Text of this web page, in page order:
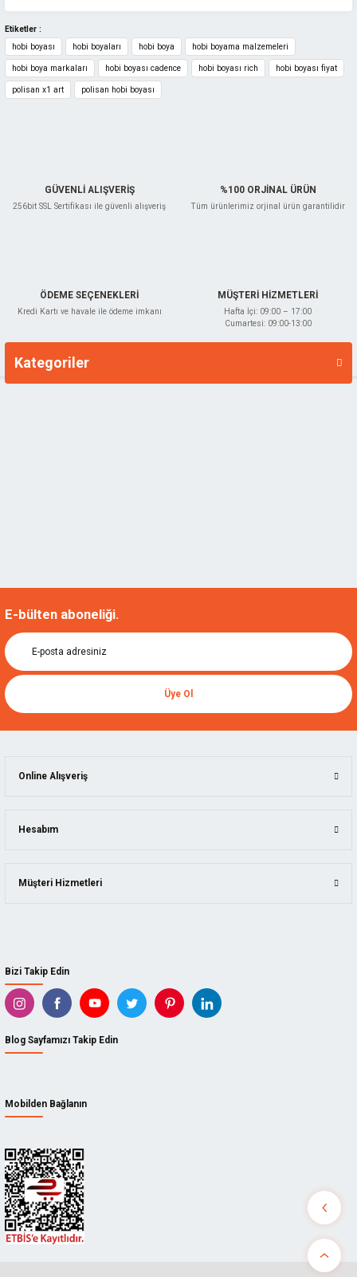
Ürün fiyatı diğer sitelerden daha pahalı.
Bu ürüne benzer farklı alternatifler olmalı.
Etiketler :
hobi boyası
hobi boyaları hobi boya hobi boyama malzemeleri
hobi boya markaları hobi boyası cadence hobi boyası rich hobi boyası fiyat
polisan x1 art polisan hobi boyası
GÜVENLİ ALIŞVERİŞ
256bit SSL Sertifikası ile güvenli alışveriş
%100 ORJİNAL ÜRÜN
Tüm ürünlerimiz orjinal ürün garantilidir
ÖDEME SEÇENEKLERİ
Kredi Kartı ve havale ile ödeme imkanı
MÜŞTERİ HİZMETLERİ
Hafta İçi: 09:00 – 17:00
Cumartesi: 09:00-13:00
Kategoriler
Markalar
E-bülten aboneliği.
Üye Ol
Bizi Takip Edin
Blog Sayfamızı Takip Edin
Mobilden Bağlanın
Online Alışveriş
Hesabım
Müşteri Hizmetleri